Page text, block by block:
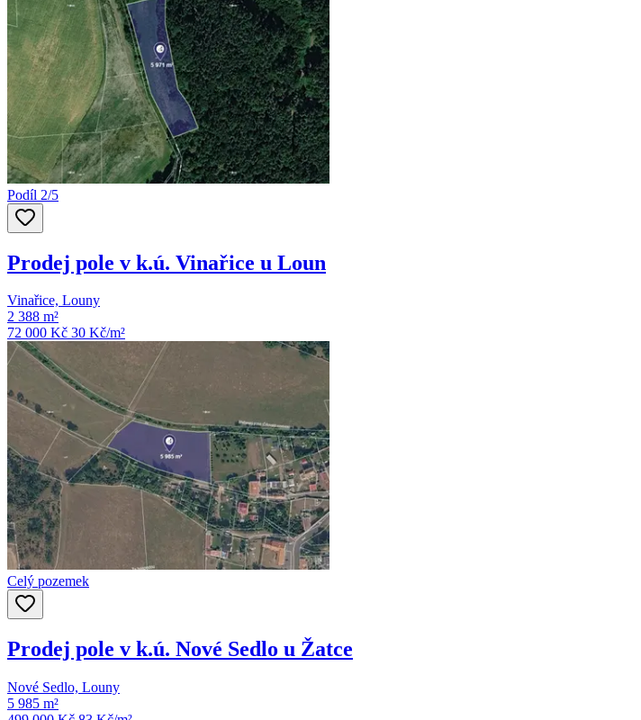
Podíl 2/5
Prodej pole v k.ú. Vinařice u Loun
Vinařice, Louny
2 388 m²
72 000 Kč 30 Kč/m²
Celý pozemek
Prodej pole v k.ú. Nové Sedlo u Žatce
Nové Sedlo, Louny
5 985 m²